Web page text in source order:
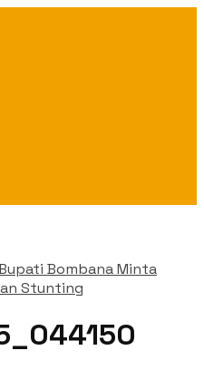
Bombana Minta
Stunting